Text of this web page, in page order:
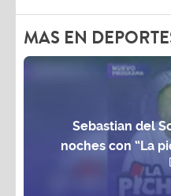
MAS EN
Sebastian del
noches con “La